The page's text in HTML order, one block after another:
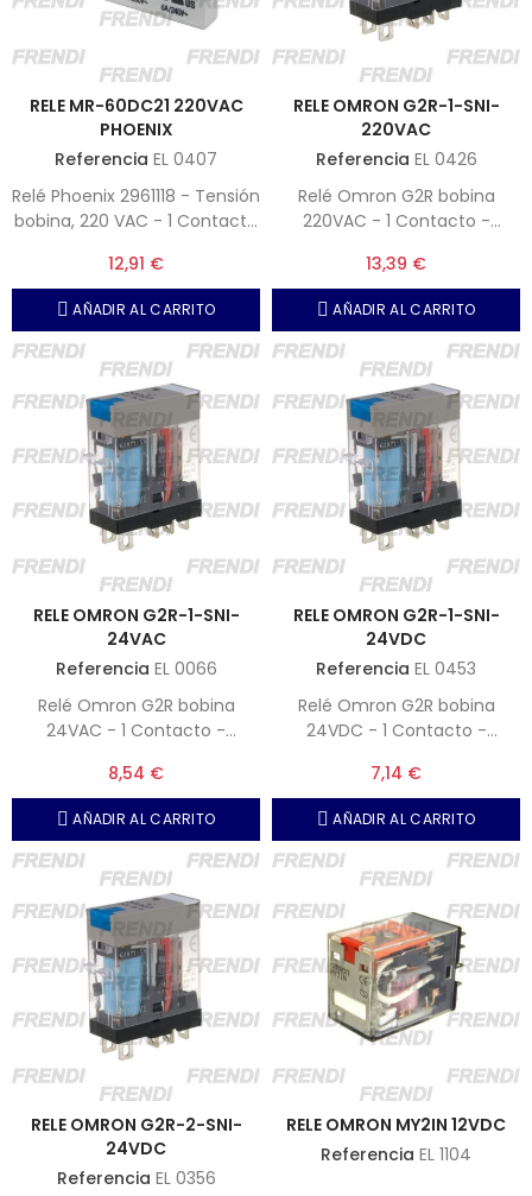
RELE MR-60DC21 220VAC
PHOENIX
Referencia EL 0407
Relé Phoenix 2961118 - Tensión
bobina, 220 VAC - 1 Contacto
Corriente límite, 6 A -
12,91 €
AÑADIR AL CARRITO
RELE OMRON G2R-1-SNI-
220VAC
Referencia EL 0426
Relé Omron G2R bobina
220VAC - 1 Contacto -
prueba o test.
13,39 €
AÑADIR AL CARRITO
RELE OMRON G2R-1-SNI-
24VAC
Referencia EL 0066
Relé Omron G2R bobina
24VAC - 1 Contacto -
prueba o test.
8,54 €
AÑADIR AL CARRITO
RELE OMRON G2R-1-SNI-
24VDC
Referencia EL 0453
Relé Omron G2R bobina
24VDC - 1 Contacto -
prueba o test.
7,14 €
AÑADIR AL CARRITO
RELE OMRON G2R-2-SNI-
24VDC
Referencia EL 0356
RELE OMRON MY2IN 12VDC
Referencia EL 1104